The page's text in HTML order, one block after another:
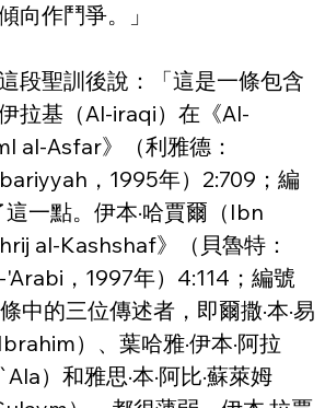
向作鬥爭。」
段聖訓後說：「這是一條包含
拉基（Al-iraqi）在《Al-
al-Asfar》（利雅德：
，1995年）2:709；編
一點。伊本·哈賈爾（Ibn
al-Kashshaf》（貝魯特：
，1997年）4:114；編號
中的三位傳述者，即爾撒·本·易
）、葉哈雅·伊本·阿拉
）和雅思·本·阿比·蘇萊姆